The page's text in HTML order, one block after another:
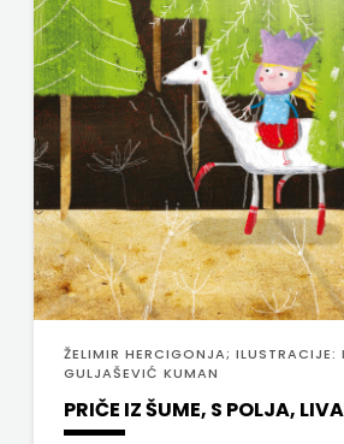
ŽELIMIR HERCIGONJA; ILUSTRACIJE:
GULJAŠEVIĆ KUMAN
PRIČE IZ ŠUME, S POLJA,